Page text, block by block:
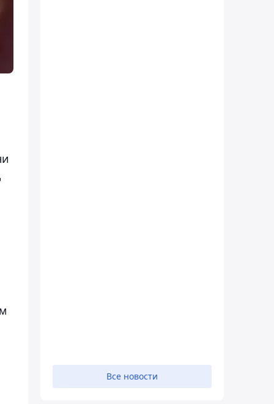
Все новости